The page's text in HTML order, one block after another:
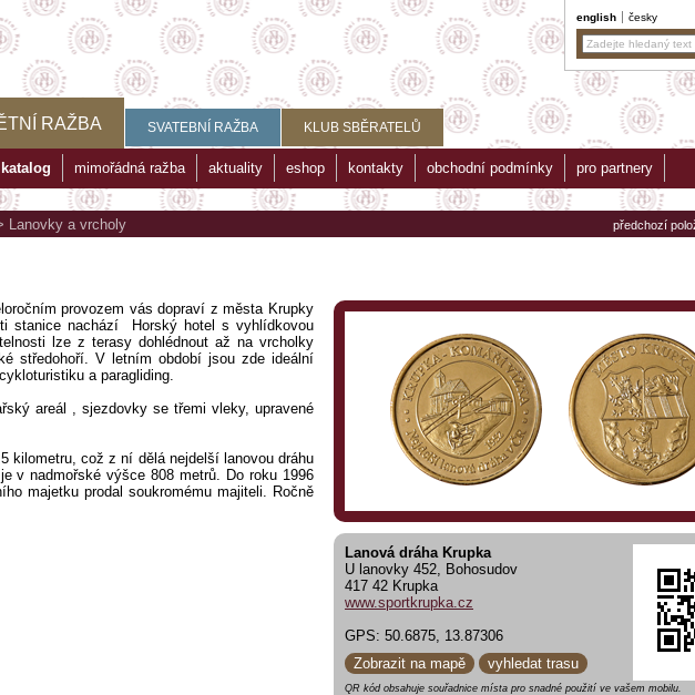
english česky
RAŽBA SVATEBNÍ RAŽBA KLUB SBĚRATELŮ
katalog mimořádná ražba aktuality eshop kontakty obchodní podmínky pro partnery
předchozí
Lanovky a vrcholy
Lanová dráha Krupka
U lanovky 452, Bohosudov
417 42 Krupka
www.sportkrupka.cz
GPS: 50.6875, 13.87306
Zobrazit na mapě
vyhledat trasu
QR kód obsahuje souřadnice místa pro snadné použití ve vašem mobilu.
provozem vás dopraví z města Krupky
nachází Horský hotel s vyhlídkovou
lze z terasy dohlédnout až na vrcholky
středohoří. V letním období jsou zde ideální
a paragliding.
areál , sjezdovky se třemi vleky, upravené
kilometru, což z ní dělá nejdelší lanovou dráhu
v nadmořské výšce 808 metrů. Do roku 1996
majetku prodal soukromému majiteli. Ročně